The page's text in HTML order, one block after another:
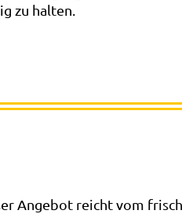
zu halten.
Angebot reicht vom